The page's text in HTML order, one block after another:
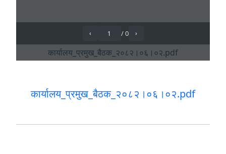
कार्यालय_प्रमुख_बैठक_२०८२।०६।०२.pdf